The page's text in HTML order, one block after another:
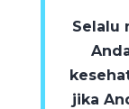
Selalu
jika